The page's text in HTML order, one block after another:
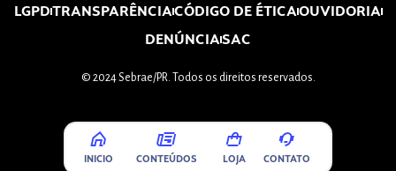
LGPDTRANSPARÊNCIACÓDIGO DE ÉTICAOUVIDORIA
DENÚNCIASAC
© 2024 Sebrae/PR. Todos os direitos reservados.
INICIO CONTEÚDOS LOJA CONTATO